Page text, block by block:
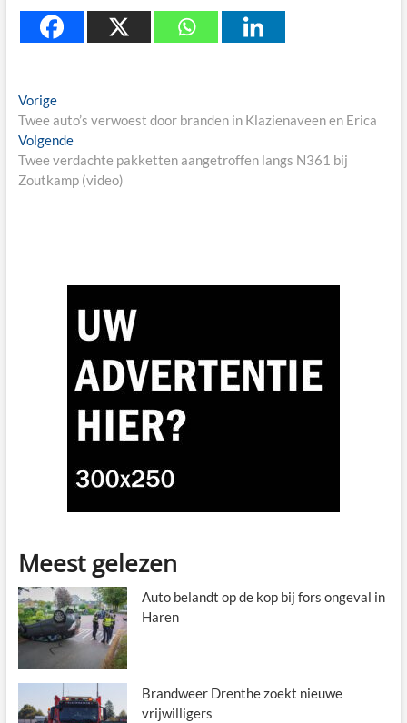
Berichtnavigatie
VorigePrevious
post:
Twee auto’s verwoest door branden in Klazienaveen en Erica
VolgendeNext
post:
Twee verdachte pakketten aangetroffen langs N361 bij
Zoutkamp (video)
Meest gelezen
Auto belandt op de kop bij fors ongeval in
Haren
Brandweer Drenthe zoekt nieuwe
vrijwilligers